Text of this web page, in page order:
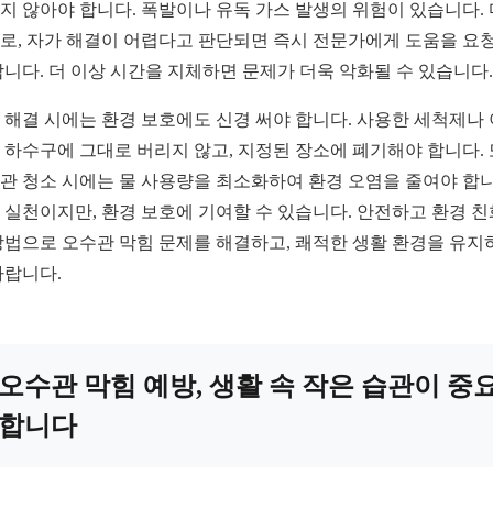
않아야 합니다. 폭발이나 유독 가스 발생의 위험이 있습니다.
, 자가 해결이 어렵다고 판단되면 즉시 전문가에게 도움을 요
니다. 더 이상 시간을 지체하면 문제가 더욱 악화될 수 있습니다.
해결 시에는 환경 보호에도 신경 써야 합니다. 사용한 세척제나
하수구에 그대로 버리지 않고, 지정된 장소에 폐기해야 합니다.
청소 시에는 물 사용량을 최소화하여 환경 오염을 줄여야 합
실천이지만, 환경 보호에 기여할 수 있습니다. 안전하고 환경 친
법으로 오수관 막힘 문제를 해결하고, 쾌적한 생활 환경을 유지
랍니다.
수관 막힘 예방, 생활 속 작은 습관이 중
니다